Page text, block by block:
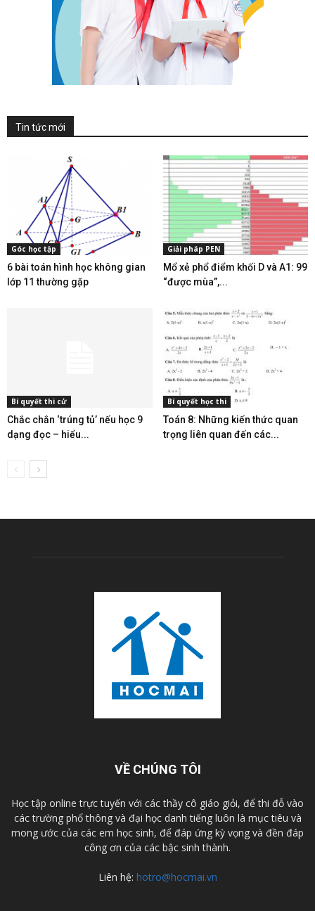
Tin tức mới
Góc học tập
6 bài toán hình học không gian
lớp 11 thường gặp
Giải pháp PEN
Mổ xẻ phổ điểm khối D và A1: 99
“được mùa”,...
Bí quyết thi cử
Chắc chắn ‘trúng tủ’ nếu học 9
dạng đọc – hiểu...
Bí quyết học thi
Toán 8: Những kiến thức quan
trọng liên quan đến các...
VỀ CHÚNG TÔI
Học tập online trực tuyến với các thầy cô giáo giỏi, để thi đỗ vào
các trường phổ thông và đại học danh tiếng luôn là mục tiêu và
mong ước của các em học sinh, để đáp ứng kỳ vọng và đền đáp
công ơn của các bậc sinh thành.
Liên hệ: hotro@hocmai.vn